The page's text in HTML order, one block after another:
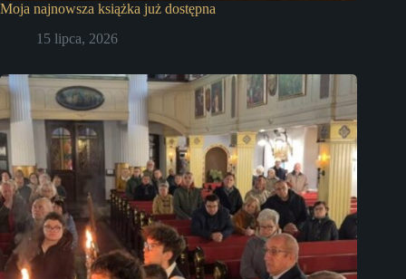
Moja najnowsza książka już dostępna
15 lipca, 2026